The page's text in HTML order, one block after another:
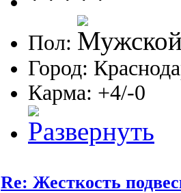
Пол:
Город:
Карма: +4/-0
Re: Жесткость